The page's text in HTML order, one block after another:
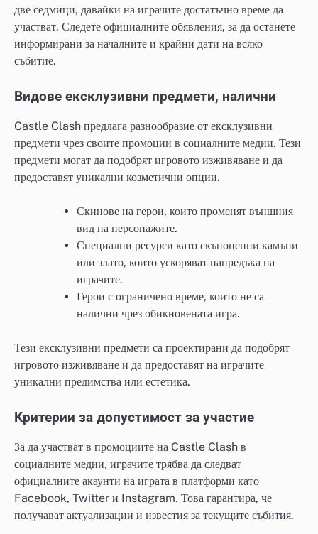
две седмици, давайки на играчите достатъчно време да
участват. Следете официалните обявления, за да останете
информирани за началните и крайни дати на всяко
събитие.
Видове ексклузивни предмети, налични
Castle Clash предлага разнообразие от ексклузивни
предмети чрез своите промоции в социалните медии. Тези
предмети могат да подобрят игровото изживяване и да
предоставят уникални козметични опции.
Скинове на герои, които променят външния
вид на персонажите.
Специални ресурси като скъпоценни камъни
или злато, които ускоряват напредъка на
играчите.
Герои с ограничено време, които не са
налични чрез обикновената игра.
Тези ексклузивни предмети са проектирани да подобрят
игровото изживяване и да предоставят на играчите
уникални предимства или естетика.
Критерии за допустимост за участие
За да участват в промоциите на Castle Clash в
социалните медии, играчите трябва да следват
официалните акаунти на играта в платформи като
Facebook, Twitter и Instagram. Това гарантира, че
получават актуализации и известия за текущите събития.